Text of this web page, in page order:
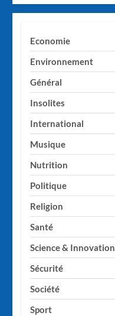
Economie
Environnement
Général
Insolites
International
Musique
Nutrition
Politique
Religion
Santé
Science & Innovation
Sécurité
Société
Sport